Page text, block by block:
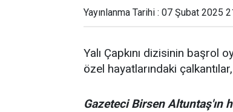
Yayınlanma Tarihi : 07 Şubat 2025
Yalı Çapkını dizisinin başrol
özel hayatlarındaki
Gazeteci Birsen Altuntaş'ın